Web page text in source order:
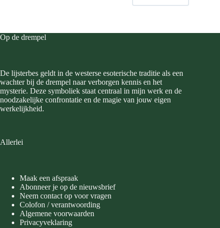
Op de drempel
De lijsterbes geldt in de westerse esoterische traditie als een
wachter bij de drempel naar verborgen kennis en het
mysterie. Deze symboliek staat centraal in mijn werk en de
noodzakelijke confrontatie en de magie van jouw eigen
werkelijkheid.
Allerlei
Maak een afspraak
Abonneer je op de nieuwsbrief
Neem contact op voor vragen
Colofon / verantwoording
Algemene voorwaarden
Privacyveklaring